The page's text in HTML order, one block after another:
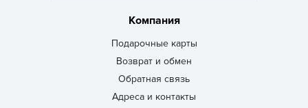
Компания
Подарочные карты
Возврат и обмен
Обратная связь
Адреса и контакты